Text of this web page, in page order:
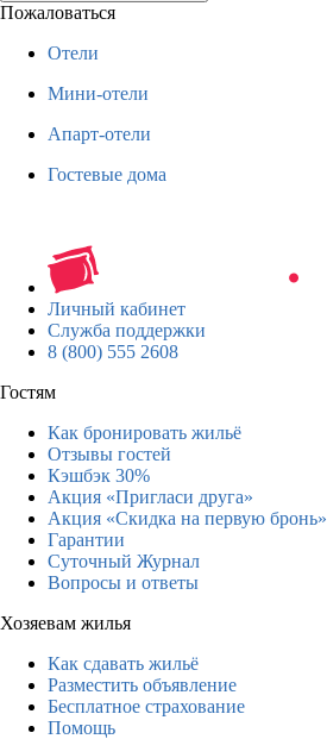
Пожаловаться
Отели
Мини-отели
Апарт-отели
Гостевые дома
Личный кабинет
Служба поддержки
8 (800) 555 2608
Гостям
Как бронировать жильё
Отзывы гостей
Кэшбэк 30%
Акция «Пригласи друга»
Акция «Скидка на первую бронь»
Гарантии
Суточный Журнал
Вопросы и ответы
Хозяевам жилья
Как сдавать жильё
Разместить объявление
Бесплатное страхование
Помощь